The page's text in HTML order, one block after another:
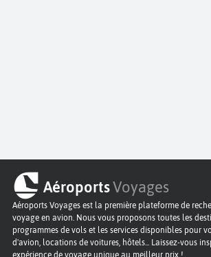
AéroportsVoyages
Aéroports Voyages est la première plateforme de
voyage en avion. Nous vous proposons toutes les
programmes de vols et les services disponibles pour
d'avion, locations de voitures, hôtels... Laissez-vous
expérience de voyage unique au meilleur prix !